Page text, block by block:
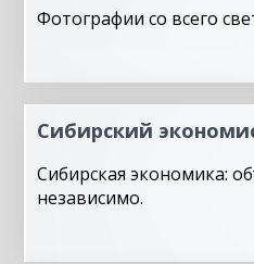
Фотографии со всего
Сибирский
Сибирская экономика:
независимо.